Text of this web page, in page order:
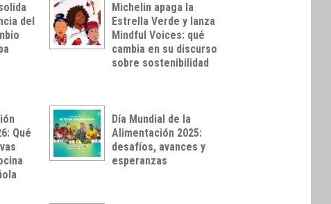
del
Michelin apaga la
Estrella Verde y lanza
Mindful Voices: qué
cambia en su discurso
sobre sostenibilidad
Qué
Día Mundial de la
Alimentación 2025:
desafíos, avances y
esperanzas